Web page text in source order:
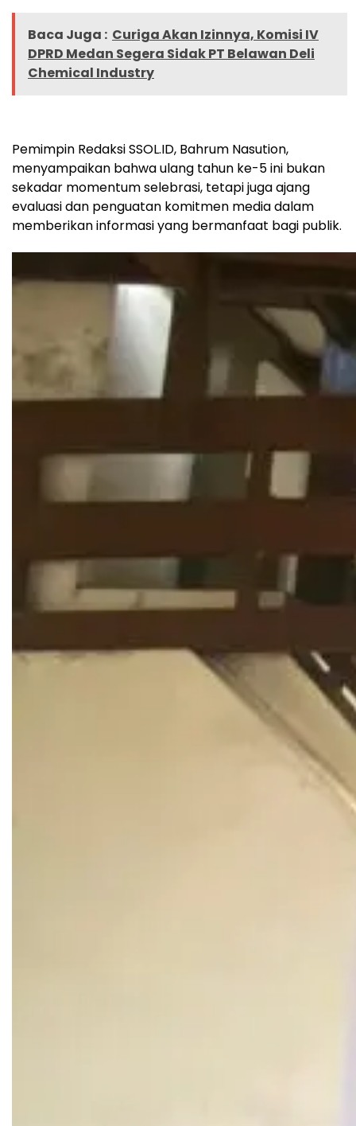
Baca Juga : Curiga Akan Izinnya, Komisi IV
DPRD Medan Segera Sidak PT Belawan Deli
Chemical Industry
Pemimpin Redaksi SSOL.ID, Bahrum Nasution,
menyampaikan bahwa ulang tahun ke-5 ini bukan
sekadar momentum selebrasi, tetapi juga ajang
evaluasi dan penguatan komitmen media dalam
memberikan informasi yang bermanfaat bagi publik.